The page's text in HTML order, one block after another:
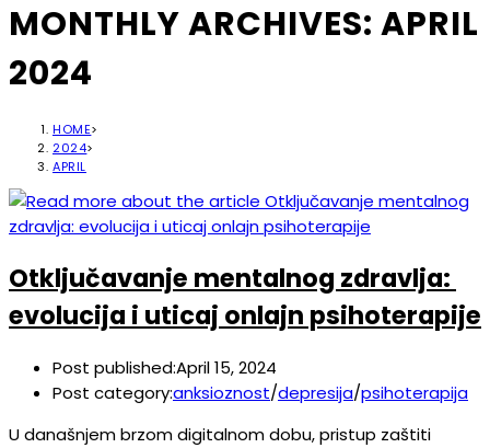
MONTHLY ARCHIVES: APRIL
2024
HOME>
2024>
APRIL
Otključavanje mentalnog zdravlja: ​​
evolucija i uticaj onlajn psihoterapije
Post published:April 15, 2024
Post category:anksioznost/depresija/psihoterapija
U današnjem brzom digitalnom dobu, pristup zaštiti